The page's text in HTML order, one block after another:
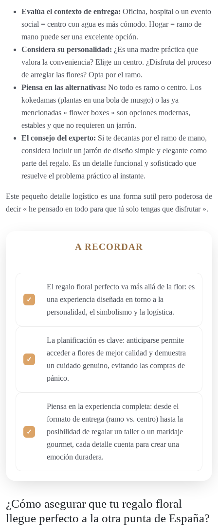
Evalúa el contexto de entrega: Oficina, hospital o un evento
social = centro con agua es más cómodo. Hogar = ramo de
mano puede ser una excelente opción.
Considera su personalidad: ¿Es una madre práctica que
valora la conveniencia? Elige un centro. ¿Disfruta del proceso
de arreglar las flores? Opta por el ramo.
Piensa en las alternativas: No todo es ramo o centro. Los
kokedamas (plantas en una bola de musgo) o las ya
mencionadas « flower boxes » son opciones modernas,
estables y que no requieren un jarrón.
El consejo del experto: Si te decantas por el ramo de mano,
considera incluir un jarrón de diseño simple y elegante como
parte del regalo. Es un detalle funcional y sofisticado que
resuelve el problema práctico al instante.
Este pequeño detalle logístico es una forma sutil pero poderosa de
decir « he pensado en todo para que tú solo tengas que disfrutar ».
A RECORDAR
El regalo floral perfecto va más allá de la flor: es
una experiencia diseñada en torno a la
personalidad, el simbolismo y la logística.
La planificación es clave: anticiparse permite
acceder a flores de mejor calidad y demuestra
un cuidado genuino, evitando las compras de
pánico.
Piensa en la experiencia completa: desde el
formato de entrega (ramo vs. centro) hasta la
posibilidad de regalar un taller o un maridaje
gourmet, cada detalle cuenta para crear una
emoción duradera.
¿Cómo asegurar que tu regalo floral
llegue perfecto a la otra punta de España?